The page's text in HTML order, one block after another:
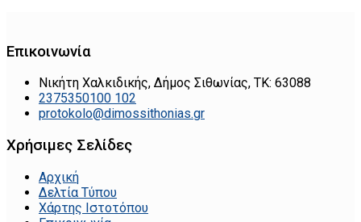
Επικοινωνία
Νικήτη Χαλκιδικής, Δήμος Σιθωνίας, ΤΚ: 63088
2375350100 102
protokolo@dimossithonias.gr
Χρήσιμες Σελίδες
Αρχική
Δελτία Τύπου
Χάρτης Ιστοτόπου